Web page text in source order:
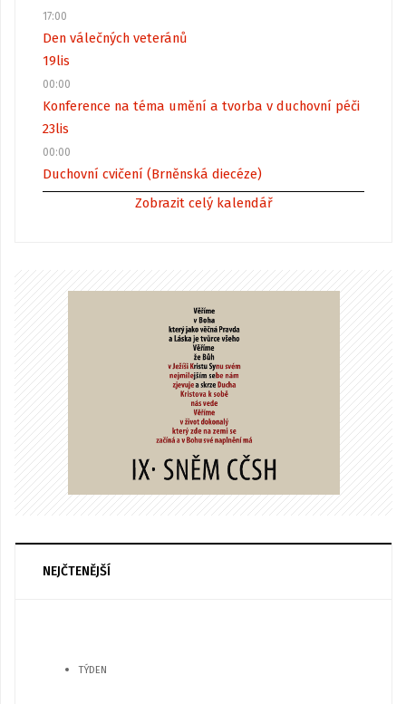
17:00
Den válečných veteránů
19lis
00:00
Konference na téma umění a tvorba v duchovní péči
23lis
00:00
Duchovní cvičení (Brněnská diecéze)
Zobrazit celý kalendář
NEJČTENĚJŠÍ
TÝDEN